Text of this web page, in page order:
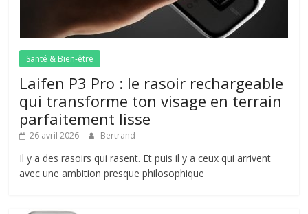
Santé & Bien-être
Laifen P3 Pro : le rasoir rechargeable
qui transforme ton visage en terrain
parfaitement lisse
26 avril 2026 Bertrand
Il y a des rasoirs qui rasent. Et puis il y a ceux qui arrivent
avec une ambition presque philosophique